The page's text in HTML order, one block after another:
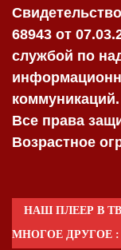
68943 от
службой по
коммуникаций.
Все права
Возрастное
НАШ ПЛЕЕР В
МНОГОЕ ДРУГОЕ :